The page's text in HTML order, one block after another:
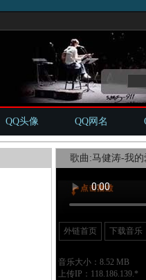
QQ头像 QQ网名
歌曲:马健涛-我
外链首页 下载音乐
音乐大小：8.52 MB
上传IP：118.186.139.*